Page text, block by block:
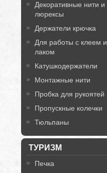
Декоративные нити и
люрексы
Держатели крючка
Для работы с клеем и
лаком
Катушкодержатели
Монтажные нити
Пробка для рукоятей
Пропускные колечки
Тюльпаны
ТУРИЗМ
Печка